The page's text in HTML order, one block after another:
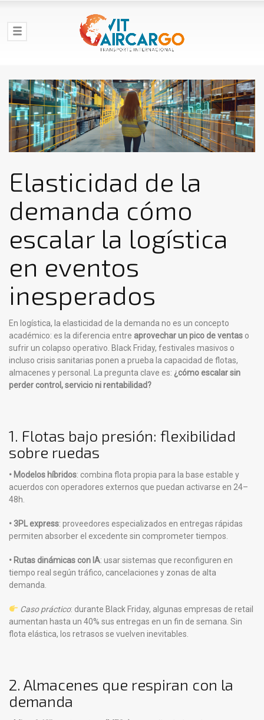
Elasticidad de la
demanda cómo
escalar la logística
en eventos
inesperados
En logística, la elasticidad de la demanda no es un concepto
académico: es la diferencia entre aprovechar un pico de ventas o
sufrir un colapso operativo. Black Friday, festivales masivos o
incluso crisis sanitarias ponen a prueba la capacidad de flotas,
almacenes y personal. La pregunta clave es: ¿cómo escalar sin
perder control, servicio ni rentabilidad?
1. Flotas bajo presión: flexibilidad
sobre ruedas
• Modelos híbridos: combina flota propia para la base estable y
acuerdos con operadores externos que puedan activarse en 24–
48h.
• 3PL express: proveedores especializados en entregas rápidas
permiten absorber el excedente sin comprometer tiempos.
• Rutas dinámicas con IA: usar sistemas que reconfiguren en
tiempo real según tráfico, cancelaciones y zonas de alta
demanda.
Caso práctico: durante Black Friday, algunas empresas de retail
aumentan hasta un 40% sus entregas en un fin de semana. Sin
flota elástica, los retrasos se vuelven inevitables.
2. Almacenes que respiran con la
demanda